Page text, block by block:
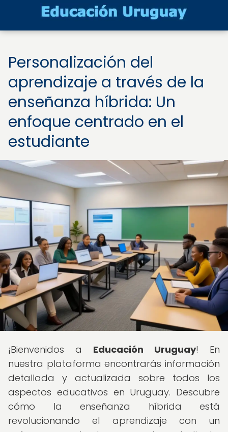
Personalización del
aprendizaje a través de la
enseñanza híbrida: Un
enfoque centrado en el
estudiante
¡Bienvenidos a Educación Uruguay! En
nuestra plataforma encontrarás información
detallada y actualizada sobre todos los
aspectos educativos en Uruguay. Descubre
cómo la enseñanza híbrida está
revolucionando el aprendizaje con un